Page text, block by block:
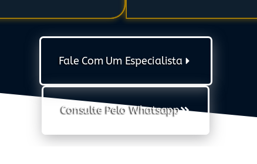
Fale Com Um Especialista
Consulte Pelo Whatsapp